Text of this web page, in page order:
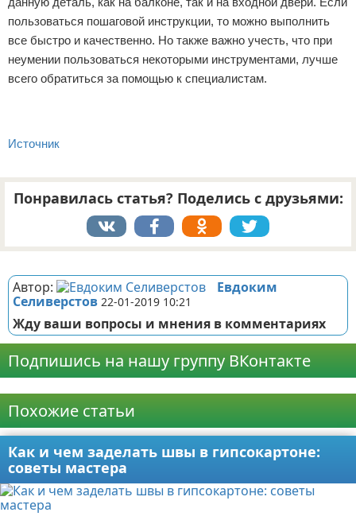
пользоваться пошаговой инструкции, то можно выполнить
все быстро и качественно. Но также важно учесть, что при
неумении пользоваться некоторыми инструментами, лучше
всего обратиться за помощью к специалистам.
Источник
Понравилась статья? Поделись с друзьями:
Автор:
Евдоким
Селиверстов 22-01-2019 10:21
Жду ваши вопросы и мнения в комментариях
Подпишись на нашу группу ВКонтакте
Похожие статьи
Как и чем заделать швы в гипсокартоне:
советы мастера